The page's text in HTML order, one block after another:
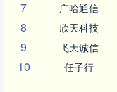
7 广哈通信
8 欣天科技
9 飞天诚信
10 任子行